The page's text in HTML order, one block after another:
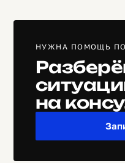
НУЖНА ПОМОЩЬ ПО
на